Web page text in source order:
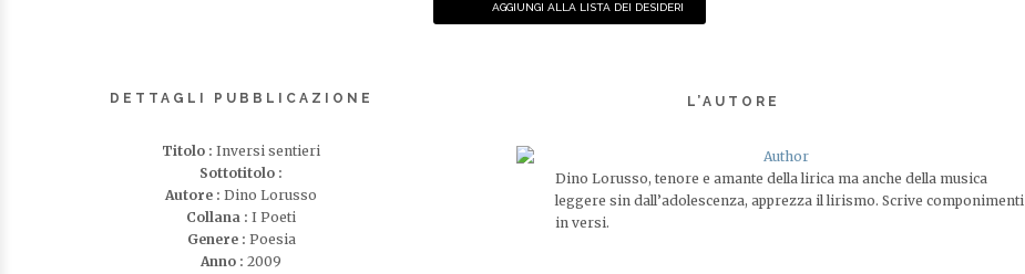
AGGIUNGI ALLA LISTA DEI DESIDERI
DETTAGLI PUBBLICAZIONE
Titolo :Inversi sentieri
Sottotitolo :
Autore :Dino Lorusso
Collana :I Poeti
Genere : Poesia
Anno :2009
L’AUTORE
Dino Lorusso, tenore e amante della lirica ma anche della musica
leggere sin dall’adolescenza, apprezza il lirismo. Scrive componimenti
in versi.